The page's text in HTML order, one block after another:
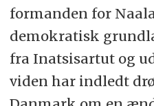
formanden for
demokratisk
fra Inatsisartut og
viden har indledt